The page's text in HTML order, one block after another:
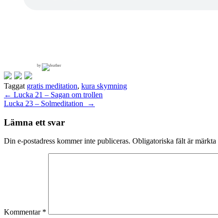
by
Taggat gratis meditation, kura skymning
Inläggsnavigering
← Lucka 21 – Sagan om trollen
Lucka 23 – Solmeditation
→
Lämna ett svar
Din e-postadress kommer inte publiceras. Obligatoriska fält är märkta
Kommentar *